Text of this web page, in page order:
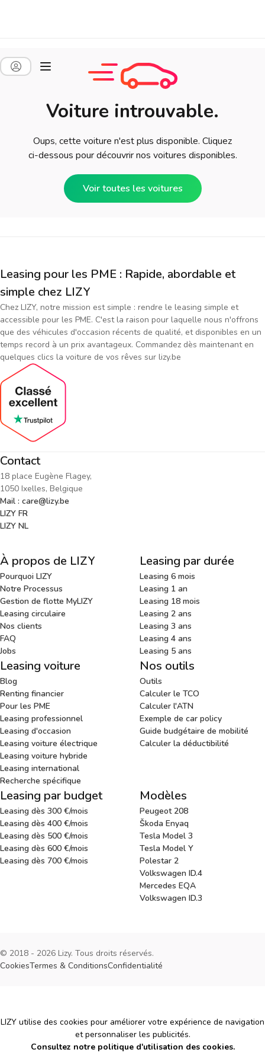
Voiture introuvable.
Oups, cette voiture n'est plus disponible. Cliquez
ci-dessous pour découvrir nos voitures disponibles.
Voir toutes les voitures
Leasing pour les PME : Rapide, abordable et
simple chez LIZY
Chez LIZY, notre mission est simple : rendre le leasing simple et
accessible pour les PME. C'est la raison pour laquelle nous n'offrons
que des véhicules d'occasion récents de qualité, et disponibles en un
temps record à un prix avantageux. Commandez dès maintenant en
quelques clics la voiture de vos rêves sur lizy.be
Contact
18 place Eugène Flagey,
1050 Ixelles, Belgique
Mail : care@lizy.be
LIZY FR
LIZY NL
À propos de LIZY
Pourquoi LIZY
Notre Processus
Gestion de flotte MyLIZY
Leasing circulaire
Nos clients
FAQ
Jobs
Leasing par durée
Leasing 6 mois
Leasing 1 an
Leasing 18 mois
Leasing 2 ans
Leasing 3 ans
Leasing 4 ans
Leasing 5 ans
Leasing voiture
Blog
Renting financier
Pour les PME
Leasing professionnel
Leasing d'occasion
Leasing voiture électrique
Leasing voiture hybride
Leasing international
Recherche spécifique
Nos outils
Outils
Calculer le TCO
Calculer l'ATN
Exemple de car policy
Guide budgétaire de mobilité
Calculer la déductibilité
Leasing par budget
Leasing dès 300 €/mois
Leasing dès 400 €/mois
Leasing dès 500 €/mois
Leasing dès 600 €/mois
Leasing dès 700 €/mois
Modèles
Peugeot 208
Škoda Enyaq
Tesla Model 3
Tesla Model Y
Polestar 2
Volkswagen ID.4
Mercedes EQA
Volkswagen ID.3
© 2018 - 2026 Lizy. Tous droits réservés.
CookiesTermes & ConditionsConfidentialité
Cookies
LIZY utilise des cookies pour améliorer votre expérience de navigation
et personnaliser les publicités.
Consultez notre politique d'utilisation des cookies.